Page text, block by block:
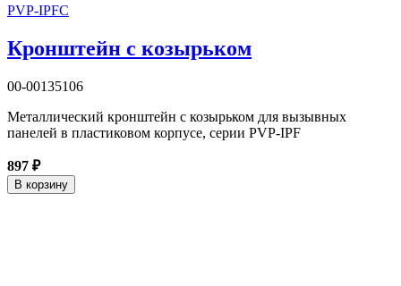
PVP-IPFC
Кронштейн с козырьком
00-00135106
Металлический кронштейн с козырьком для вызывных
панелей в пластиковом корпусе, серии PVP-IPF
897 ₽
В корзину